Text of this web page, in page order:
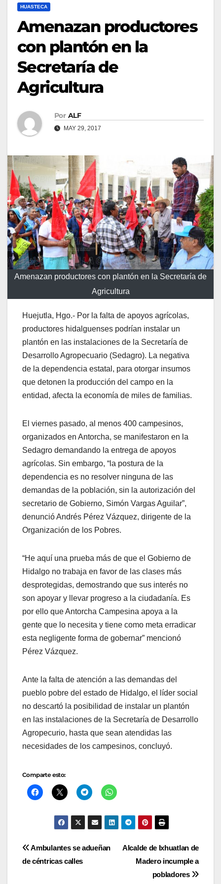
HUASTECA
Amenazan productores
con plantón en la
Secretaría de
Agricultura
Por ALF
MAY 29, 2017
Amenazan productores con plantón en la Secretaría de
Agricultura
Huejutla, Hgo.- Por la falta de apoyos agrícolas,
productores hidalguenses podrían instalar un
plantón en las instalaciones de la Secretaría de
Desarrollo Agropecuario (Sedagro). La negativa
de la dependencia estatal, para otorgar insumos
que detonen la producción del campo en la
entidad, afecta la economía de miles de familias.
El viernes pasado, al menos 400 campesinos,
organizados en Antorcha, se manifestaron en la
Sedagro demandando la entrega de apoyos
agrícolas. Sin embargo, “la postura de la
dependencia es no resolver ninguna de las
demandas de la población, sin la autorización del
secretario de Gobierno, Simón Vargas Aguilar”,
denunció Andrés Pérez Vázquez, dirigente de la
Organización de los Pobres.
“He aquí una prueba más de que el Gobierno de
Hidalgo no trabaja en favor de las clases más
desprotegidas, demostrando que sus interés no
son apoyar y llevar progreso a la ciudadanía. Es
por ello que Antorcha Campesina apoya a la
gente que lo necesita y tiene como meta erradicar
esta negligente forma de gobernar” mencionó
Pérez Vázquez.
Ante la falta de atención a las demandas del
pueblo pobre del estado de Hidalgo, el líder social
no descartó la posibilidad de instalar un plantón
en las instalaciones de la Secretaría de Desarrollo
Agropecurio, hasta que sean atendidas las
necesidades de los campesinos, concluyó.
Comparte esto:
Navegación
Alcalde de Ixhuatlan de
Madero incumple a
pobladores
Ambulantes se adueñan
de céntricas calles